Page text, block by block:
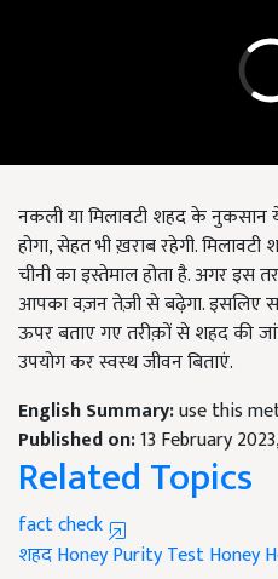
नकली या मिलावटी शहद के
होगा, सेहत भी ख़राब रहेगी.
चीनी का इस्तेमाल होता है. अगर इस
आपका वज़न तेज़ी से बढ़ेगा. इसलिए
ऊपर बताए गए तरीक़ों से शहद की
उपयोग कर स्वस्थ जीवन बिताएं.
English Summary:use this
Published on:13 February
Related Topics
fact check
शहदHoney Purity TestHoney